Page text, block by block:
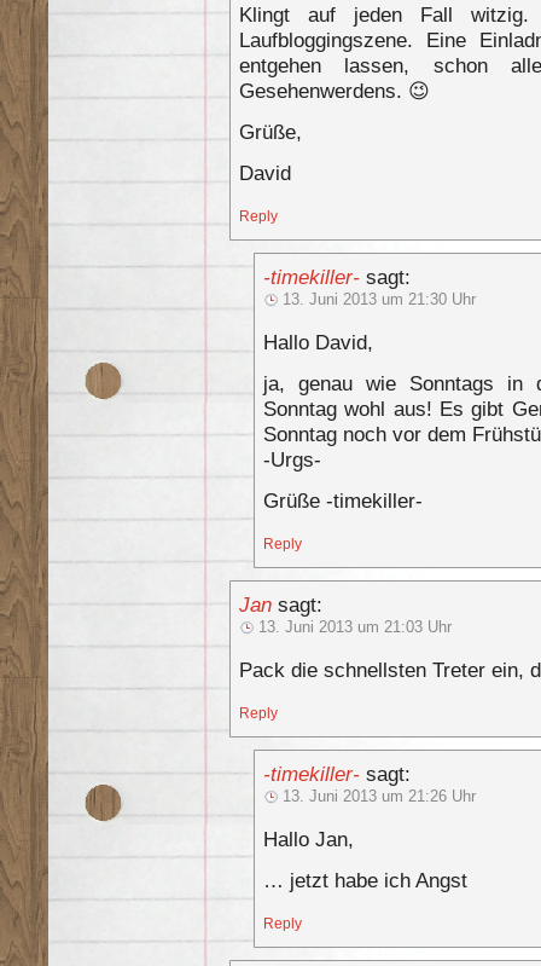
Klingt auf jeden Fall
Laufbloggingszene. Eine
entgehen lassen, schon
Gesehenwerdens. 😉
Grüße,
David
Reply
-timekiller- sagt:
13. Juni 2013 um 21:30 Uhr
Hallo David,
ja, genau wie Sonntags in
Sonntag wohl aus! Es gibt
Sonntag noch vor dem
-Urgs-
Grüße -timekiller-
Reply
Jan sagt:
13. Juni 2013 um 21:03 Uhr
Pack die schnellsten Treter ein,
Reply
-timekiller- sagt:
13. Juni 2013 um 21:26 Uhr
Hallo Jan,
… jetzt habe ich Angst
Reply